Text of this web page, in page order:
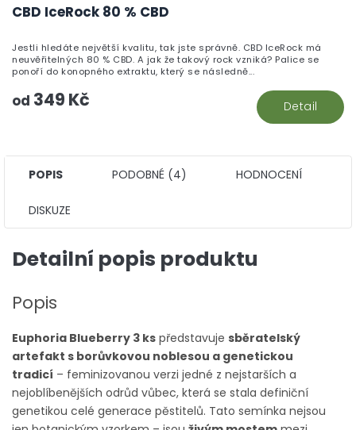
CBD IceRock 80 % CBD
od 349 Kč Detail
Jestli hledáte největší kvalitu, tak jste správně. CBD IceRock má
neuvěřitelných 80 % CBD. A jak že takový rock vzniká? Palice se
ponoří do konopného extraktu, který se následně...
POPIS PODOBNÉ (4) HODNOCENÍ
DISKUZE
Detailní popis produktu
Popis
Euphoria Blueberry 3 ks představuje sběratelský
artefakt s borůvkovou noblesou a genetickou
tradicí – feminizovanou verzi jedné z nejstarších a
nejoblíbenějších odrůd vůbec, která se stala definiční
genetikou celé generace pěstitelů. Tato semínka nejsou